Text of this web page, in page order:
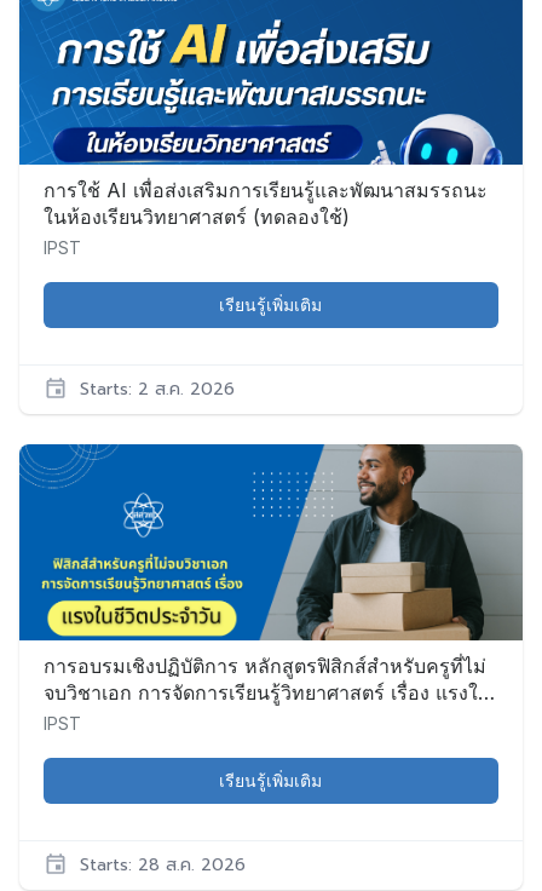
Sci026
เริ่ม:
2
ส.ค.
2026
การใช้ AI เพื่อส่งเสริมการเรียนรู้และพัฒนาสมรรถนะ
ในห้องเรียนวิทยาศาสตร์ (ทดลองใช้)
IPST
เรียนรู้เพิ่มเติม
Starts: 2 ส.ค. 2026
IPST
Sci028
2
ส.ค.
2026
การอบรมเชิงปฏิบัติการ หลักสูตรฟิสิกส์สำหรับครูที่ไม่
จบวิชาเอก การจัดการเรียนรู้วิทยาศาสตร์ เรื่อง แรงใน
ชีวิตประจำวัน (ทดลองใช้)
IPST
เรียนรู้เพิ่มเติม
Starts: 28 ส.ค. 2026